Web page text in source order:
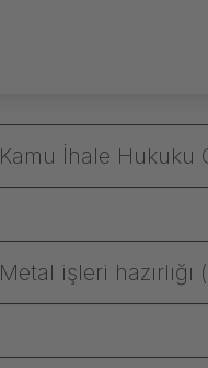
Kamu İhale Hukuku
Metal işleri hazırlığı